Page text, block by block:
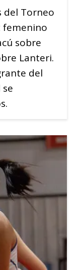
del Torneo
femenino
sobre
Lanteri.
del